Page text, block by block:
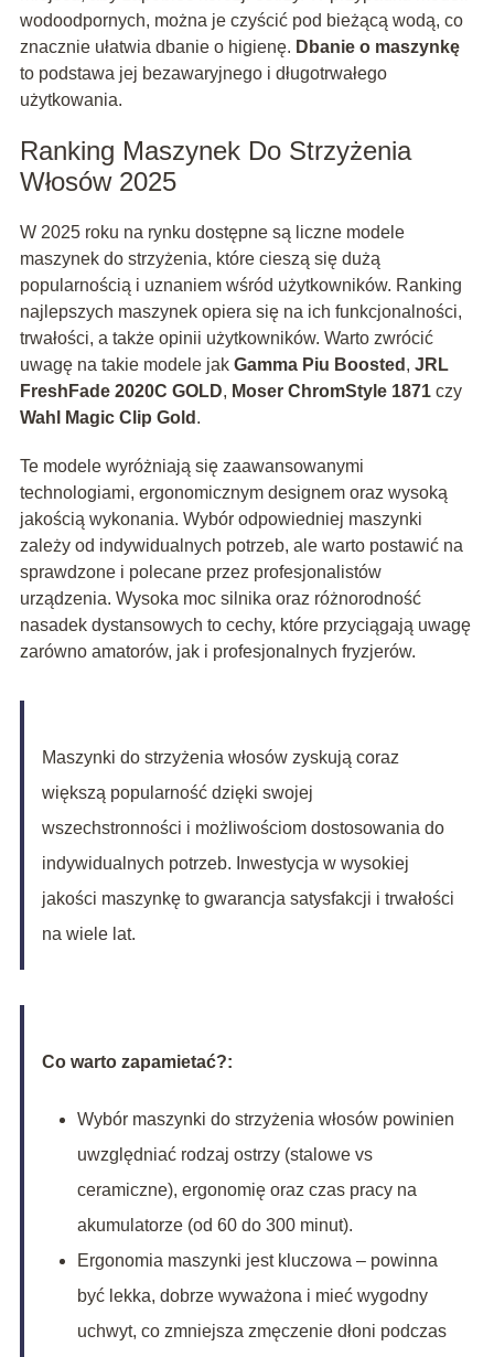
wodoodpornych, można je czyścić pod bieżącą wodą, co
znacznie ułatwia dbanie o higienę. Dbanie o maszynkę
to podstawa jej bezawaryjnego i długotrwałego
użytkowania.
Ranking Maszynek Do Strzyżenia
Włosów 2025
W 2025 roku na rynku dostępne są liczne modele
maszynek do strzyżenia, które cieszą się dużą
popularnością i uznaniem wśród użytkowników. Ranking
najlepszych maszynek opiera się na ich funkcjonalności,
trwałości, a także opinii użytkowników. Warto zwrócić
uwagę na takie modele jak Gamma Piu Boosted , JRL
FreshFade 2020C GOLD, Moser ChromStyle 1871czy
Wahl Magic Clip Gold .
Te modele wyróżniają się zaawansowanymi
technologiami, ergonomicznym designem oraz wysoką
jakością wykonania. Wybór odpowiedniej maszynki
zależy od indywidualnych potrzeb, ale warto postawić na
sprawdzone i polecane przez profesjonalistów
urządzenia. Wysoka moc silnika oraz różnorodność
nasadek dystansowych to cechy, które przyciągają uwagę
zarówno amatorów, jak i profesjonalnych fryzjerów.
Maszynki do strzyżenia włosów zyskują coraz
większą popularność dzięki swojej
wszechstronności i możliwościom dostosowania do
indywidualnych potrzeb. Inwestycja w wysokiej
jakości maszynkę to gwarancja satysfakcji i trwałości
na wiele lat.
Co warto zapamietać?:
Wybór maszynki do strzyżenia włosów powinien
uwzględniać rodzaj ostrzy (stalowe vs
ceramiczne), ergonomię oraz czas pracy na
akumulatorze (od 60 do 300 minut).
Ergonomia maszynki jest kluczowa – powinna
być lekka, dobrze wyważona i mieć wygodny
uchwyt, co zmniejsza zmęczenie dłoni podczas